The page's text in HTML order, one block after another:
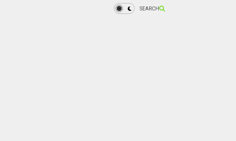
SEARCH